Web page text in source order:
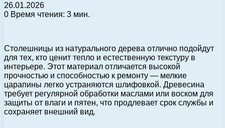
26.01.2026
0 Время чтения: 3 мин.
Столешницы из натурального дерева отлично подойдут
для тех, кто ценит тепло и естественную текстуру в
интерьере. Этот материал отличается высокой
прочностью и способностью к ремонту — мелкие
царапины легко устраняются шлифовкой. Древесина
требует регулярной обработки маслами или воском для
защиты от влаги и пятен, что продлевает срок службы и
сохраняет внешний вид.